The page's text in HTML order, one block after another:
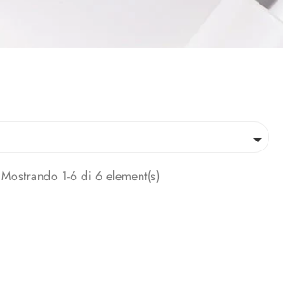

Mostrando 1-6 di 6 element(s)